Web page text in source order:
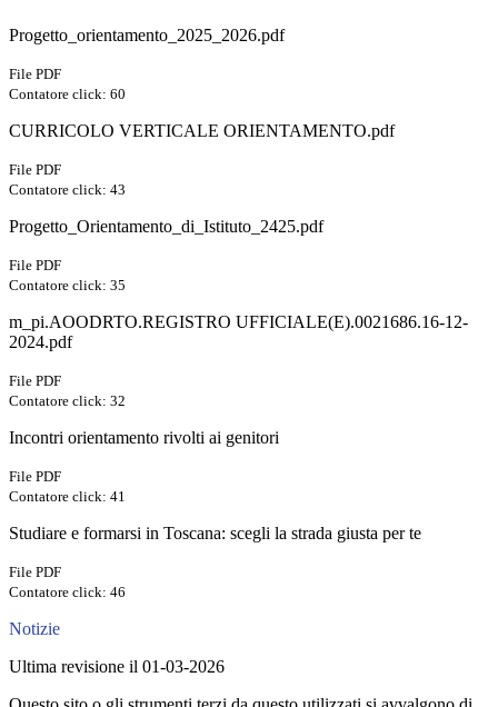
Progetto_orientamento_2025_2026.pdf
File PDF
Contatore click: 60
CURRICOLO VERTICALE ORIENTAMENTO.pdf
File PDF
Contatore click: 43
Progetto_Orientamento_di_Istituto_2425.pdf
File PDF
Contatore click: 35
m_pi.AOODRTO.REGISTRO UFFICIALE(E).0021686.16-12-
2024.pdf
File PDF
Contatore click: 32
Incontri orientamento rivolti ai genitori
File PDF
Contatore click: 41
Studiare e formarsi in Toscana: scegli la strada giusta per te
File PDF
Contatore click: 46
Notizie
Ultima revisione il 01-03-2026